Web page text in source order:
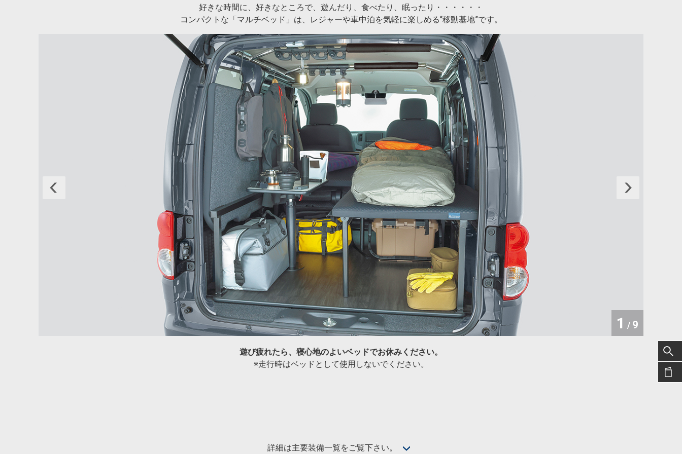
好きな時間に、好きなところで、遊んだり、食べたり、眠ったり・・・・・・
コンパクトな「マルチベッド」は、レジャーや車中泊を気軽に楽しめる“移動基地”です。
1 / 9
遊び疲れたら、寝心地のよいベッドでお休みください。
※走行時はベッドとして使用しないでください。
詳細は主要装備一覧をご覧下さい。